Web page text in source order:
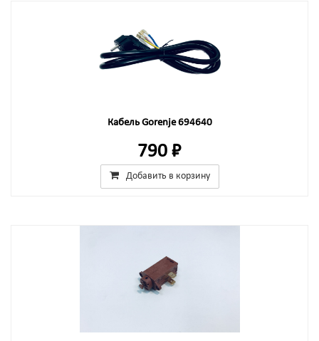
Кабель Gorenje 694640
790 ₽
Добавить в корзину